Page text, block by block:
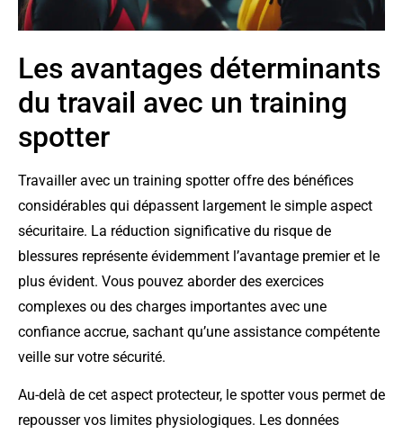
Les avantages déterminants
du travail avec un training
spotter
Travailler avec un training spotter offre des bénéfices
considérables qui dépassent largement le simple aspect
sécuritaire. La réduction significative du risque de
blessures représente évidemment l’avantage premier et le
plus évident. Vous pouvez aborder des exercices
complexes ou des charges importantes avec une
confiance accrue, sachant qu’une assistance compétente
veille sur votre sécurité.
Au-delà de cet aspect protecteur, le spotter vous permet de
repousser vos limites physiologiques. Les données